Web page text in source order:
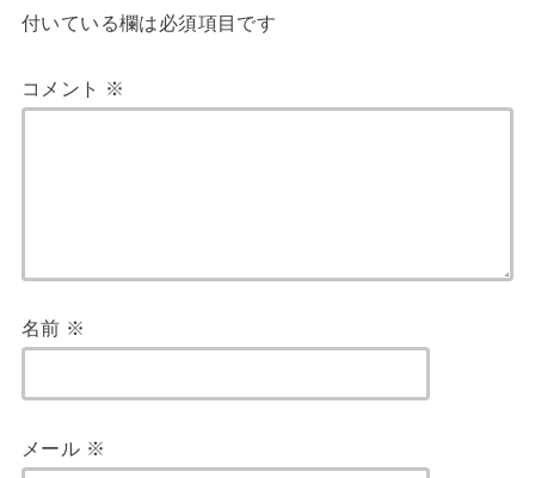
付いている欄は必須項目です
コメント ※
名前 ※
メール ※